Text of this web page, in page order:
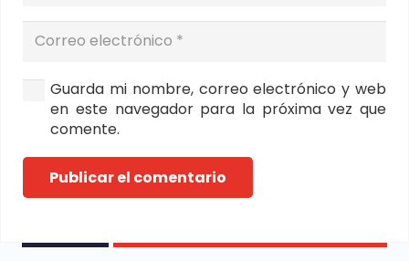
Guarda mi nombre, correo electrónico y web
en este navegador para la próxima vez que
comente.
Publicar el comentario